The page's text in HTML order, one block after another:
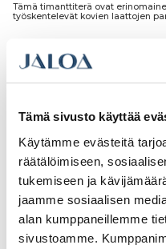
Tämä sivusto käyttää
Käytämme evästeitä
räätälöimiseen,
tukemiseen ja
jaamme sosiaalisen
alan kumppaneillemme
sivustoamme.
Tämä timanttiterä ovat
työskentelevät kovien laattojen
Tutustu